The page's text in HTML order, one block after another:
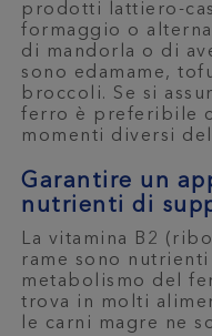
prodotti lattiero-
formaggio o
di mandorla o di
sono edamame,
broccoli. Se si
ferro è preferibile
momenti diversi
Garantire un
nutrienti di
La vitamina B2
rame sono
metabolismo del
trova in molti
le carni magre ne